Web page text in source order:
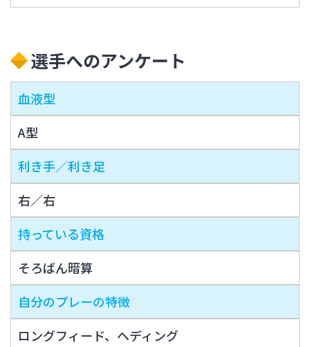
選手へのアンケート
血液型
A型
利き手／利き足
右／右
持っている資格
そろばん暗算
自分のプレーの特徴
ロングフィード、ヘディング